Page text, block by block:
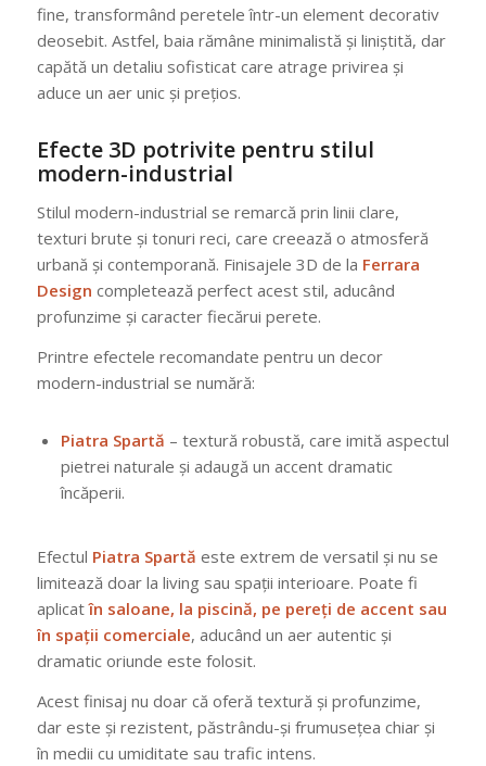
fine, transformând peretele într-un element decorativ
deosebit. Astfel, baia rămâne minimalistă și liniștită, dar
capătă un detaliu sofisticat care atrage privirea și
aduce un aer unic și prețios.
Efecte 3D potrivite pentru stilul
modern-industrial
Stilul modern-industrial se remarcă prin linii clare,
texturi brute și tonuri reci, care creează o atmosferă
urbană și contemporană. Finisajele 3D de la Ferrara
Design completează perfect acest stil, aducând
profunzime și caracter fiecărui perete.
Printre efectele recomandate pentru un decor
modern-industrial se numără:
Piatra Spartă – textură robustă, care imită aspectul
pietrei naturale și adaugă un accent dramatic
încăperii.
Efectul Piatra Spartă este extrem de versatil și nu se
limitează doar la living sau spații interioare. Poate fi
aplicatîn saloane, la piscină, pe pereți de accent sau
în spații comerciale, aducând un aer autentic și
dramatic oriunde este folosit.
Acest finisaj nu doar că oferă textură și profunzime,
dar este și rezistent, păstrându-și frumusețea chiar și
în medii cu umiditate sau trafic intens.